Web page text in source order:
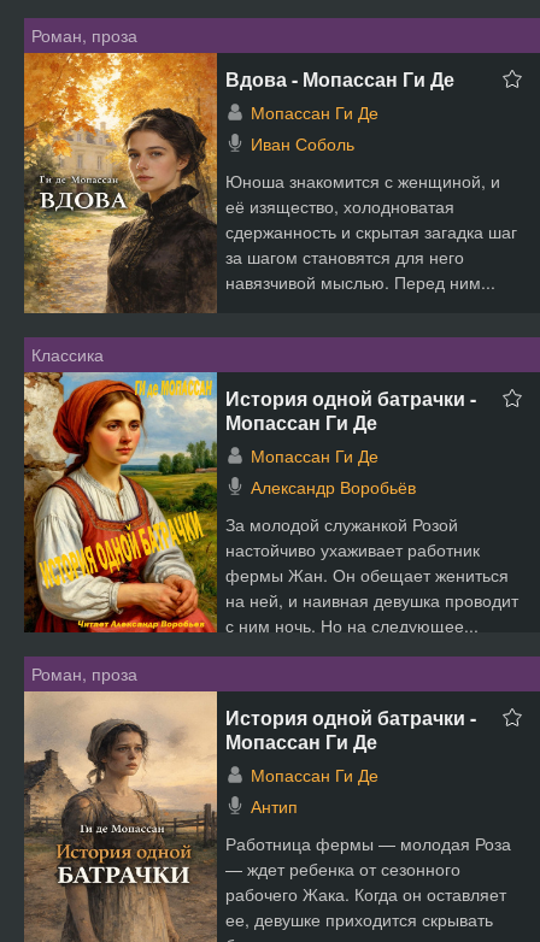
Роман, проза
Вдова - Мопассан Ги Де
Мопассан Ги Де
Иван Соболь
Юноша знакомится с женщиной, и
её изящество, холодноватая
сдержанность и скрытая загадка шаг
за шагом становятся для него
навязчивой мыслью. Перед ним...
Классика
История одной батрачки -
Мопассан Ги Де
Мопассан Ги Де
Александр Воробьёв
За молодой служанкой Розой
настойчиво ухаживает работник
фермы Жан. Он обещает жениться
на ней, и наивная девушка проводит
с ним ночь. Но на следующее...
Роман, проза
История одной батрачки -
Мопассан Ги Де
Мопассан Ги Де
Антип
Работница фермы — молодая Роза
— ждет ребенка от сезонного
рабочего Жака. Когда он оставляет
ее, девушке приходится скрывать